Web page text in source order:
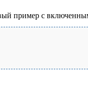
пример с